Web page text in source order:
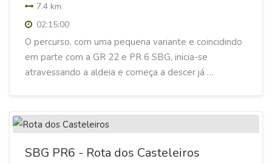
7.4 km
02:15:00
O percurso, com uma pequena variante e coincidindo
em parte com a GR 22 e PR 6 SBG, inicia-se
atravessando a aldeia e começa a descer já …
SBG PR6 - Rota dos Casteleiros